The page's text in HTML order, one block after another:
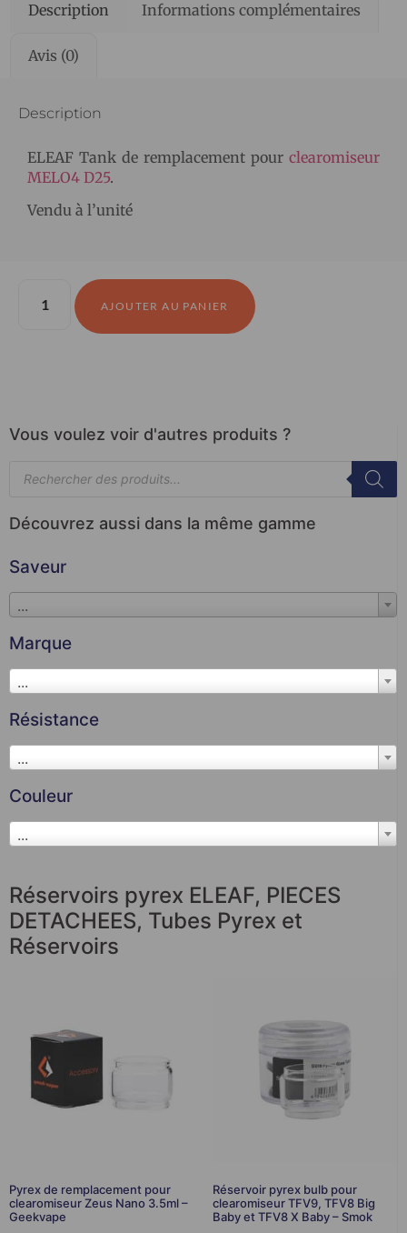
Description Informations complémentaires
Avis (0)
Description
ELEAF Tank de remplacement pour clearomiseur
MELO4 D25.
Vendu à l’unité
AJOUTER AU PANIER
Vous voulez voir d'autres produits ?
Découvrez aussi dans la même gamme
Saveur
...
Marque
...
Résistance
...
Couleur
...
Réservoirs pyrex ELEAF, PIECES
DETACHEES, Tubes Pyrex et
Réservoirs
Pyrex de remplacement pour
clearomiseur Zeus Nano 3.5ml –
Geekvape
Réservoir pyrex bulb pour
clearomiseur TFV9, TFV8 Big
Baby et TFV8 X Baby – Smok